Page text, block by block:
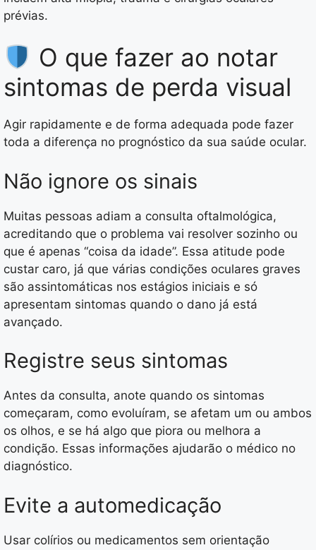
prévias.
O que fazer ao notar
sintomas de perda visual
Agir rapidamente e de forma adequada pode fazer
toda a diferença no prognóstico da sua saúde ocular.
Não ignore os sinais
Muitas pessoas adiam a consulta oftalmológica,
acreditando que o problema vai resolver sozinho ou
que é apenas “coisa da idade”. Essa atitude pode
custar caro, já que várias condições oculares graves
são assintomáticas nos estágios iniciais e só
apresentam sintomas quando o dano já está
avançado.
Registre seus sintomas
Antes da consulta, anote quando os sintomas
começaram, como evoluíram, se afetam um ou ambos
os olhos, e se há algo que piora ou melhora a
condição. Essas informações ajudarão o médico no
diagnóstico.
Evite a automedicação
Usar colírios ou medicamentos sem orientação